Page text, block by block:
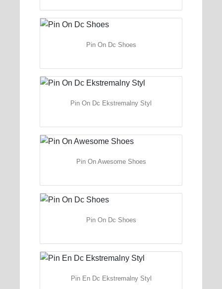
Pin On Dc Shoes
Pin On Dc Ekstremalny Styl
Pin On Awesome Shoes
Pin On Dc Shoes
Pin En Dc Ekstremalny Styl